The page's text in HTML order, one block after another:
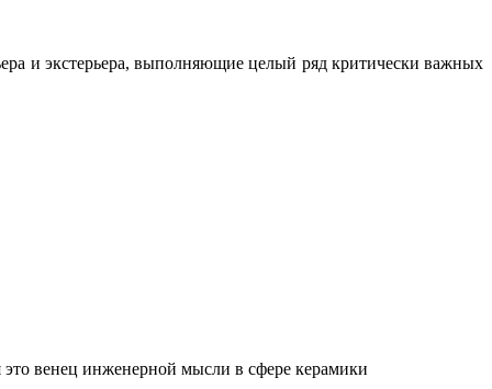
и экстерьера, выполняющие целый ряд критически важных
венец инженерной мысли в сфере керамики